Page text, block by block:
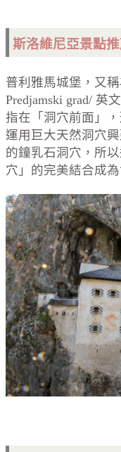
斯洛維尼亞景點
普利雅馬城堡，又
Predjamski grad/ 英
指在「洞穴前面」，
運用巨大天然洞穴
的鐘乳石洞穴，所
穴」的完美結合成